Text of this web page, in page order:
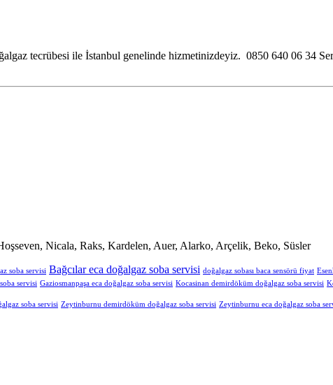
tecrübesi ile İstanbul genelinde hizmetinizdeyiz. 0850 640 06
Nicala, Raks, Kardelen, Auer, Alarko, Arçelik, Beko, Süsler
soba servisi Bağcılar eca doğalgaz soba servisi doğalgaz sobası baca sensörü fiyat
servisi Gaziosmanpaşa eca doğalgaz soba servisi Kocasinan demirdöküm doğalgaz soba servisi
soba servisi Zeytinburnu demirdöküm doğalgaz soba servisi Zeytinburnu eca doğalgaz soba